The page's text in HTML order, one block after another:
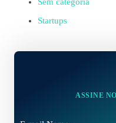
Startups
ASSINE